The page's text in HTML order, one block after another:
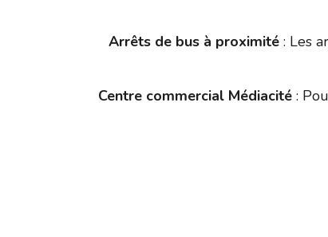
Arrêts de bus à proximité : Les
Centre commercial Médiacité: